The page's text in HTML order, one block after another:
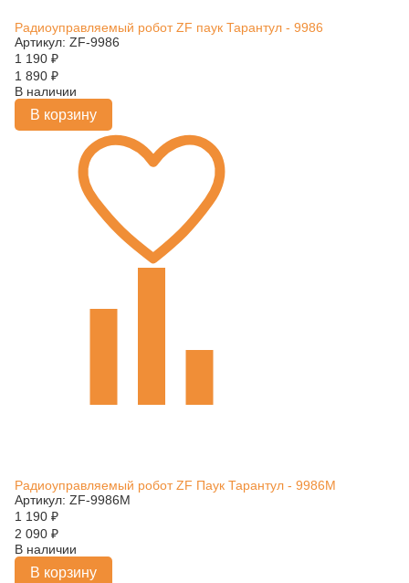
Радиоуправляемый робот ZF паук Тарантул - 9986
Артикул: ZF-9986
1 190 ₽
1 890 ₽
В наличии
В корзину
Радиоуправляемый робот ZF Паук Тарантул - 9986M
Артикул: ZF-9986M
1 190 ₽
2 090 ₽
В наличии
В корзину